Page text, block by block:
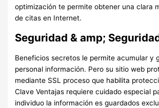
optimización te permite obtener una clara
de citas en Internet.
Seguridad & amp;
Beneficios secretos le permite acumular y
personal información. Pero su sitio web
mediante SSL proceso que habilita
Clave Ventajas requiere cuidado especial
individuo la información es guardados